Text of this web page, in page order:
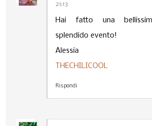
21:13
Hai fatto una
splendido evento!
Alessia
THECHILICOOL
Rispondi